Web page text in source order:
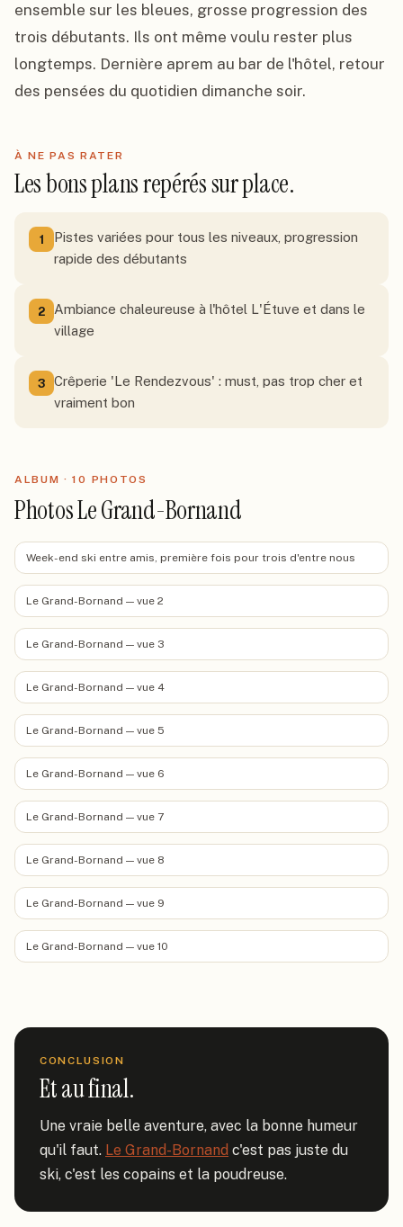
ensemble sur les bleues, grosse progression des
trois débutants. Ils ont même voulu rester plus
longtemps. Dernière aprem au bar de l'hôtel, retour
des pensées du quotidien dimanche soir.
À NE PAS RATER
Les bons plans repérés sur place.
1
Pistes variées pour tous les niveaux, progression
rapide des débutants
2
Ambiance chaleureuse à l'hôtel L'Étuve et dans le
village
3
Crêperie 'Le Rendezvous' : must, pas trop cher et
vraiment bon
ALBUM ·10 PHOTO S
Photos Le Grand-Bornand
Week-end ski entre amis, première fois pour trois d'entre nous
Le Grand-Bornand — vue 2
Le Grand-Bornand — vue 3
Le Grand-Bornand — vue 4
Le Grand-Bornand — vue 5
Le Grand-Bornand — vue 6
Le Grand-Bornand — vue 7
Le Grand-Bornand — vue 8
Le Grand-Bornand — vue 9
Le Grand-Bornand — vue 10
CONCLUSION
Et au final.
Une vraie belle aventure, avec la bonne humeur
qu'il faut. Le Grand-Bornand c'est pas juste du
ski, c'est les copains et la poudreuse.